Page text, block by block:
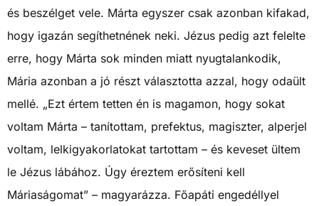
és beszélget vele. Márta egyszer csak azonban kifakad,
hogy igazán segíthetnének neki. Jézus pedig azt felelte
erre, hogy Márta sok minden miatt nyugtalankodik,
Mária azonban a jó részt választotta azzal, hogy odaült
mellé. „Ezt értem tetten én is magamon, hogy sokat
voltam Márta – tanítottam, prefektus, magiszter, alperjel
voltam, lelkigyakorlatokat tartottam – és keveset ültem
le Jézus lábához. Úgy éreztem erősíteni kell
Máriaságomat” – magyarázza. Főapáti engedéllyel